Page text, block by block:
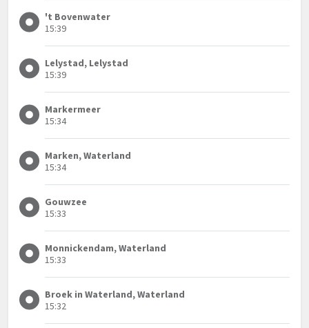
't Bovenwater
15:39
Lelystad, Lelystad
15:39
Markermeer
15:34
Marken, Waterland
15:34
Gouwzee
15:33
Monnickendam, Waterland
15:33
Broek in Waterland, Waterland
15:32